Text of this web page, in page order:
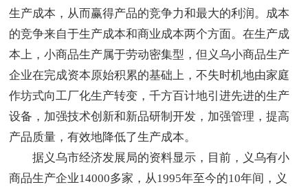
生产成本，从而赢得产品的竞争力和最大的利润。成本
的竞争来自于生产成本和商业成本两个方面。在生产成
本上，小商品生产属于劳动密集型，但义乌小商品生产
企业在完成资本原始积累的基础上，不失时机地由家庭
作坊式向工厂化生产转变，千方百计地引进先进的生产
设备，加强技术创新和新品研制开发，加强管理，提高
产品质量，有效地降低了生产成本。
据义乌市经济发展局的资料显示，目前，义乌有小
商品生产企业14000多家，从1995年至今的10年间，义